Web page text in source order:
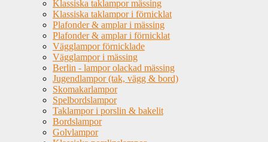
Klassiska taklampor mässing
Klassiska taklampor i förnicklat
Plafonder & amplar i mässing
Plafonder & amplar i förnicklat
Vägglampor förnicklade
Vägglampor i mässing
Berlin - lampor olackad mässing
Jugendlampor (tak, vägg & bord)
Skomakarlampor
Spelbordslampor
Taklampor i porslin & bakelit
Bordslampor
Golvlampor